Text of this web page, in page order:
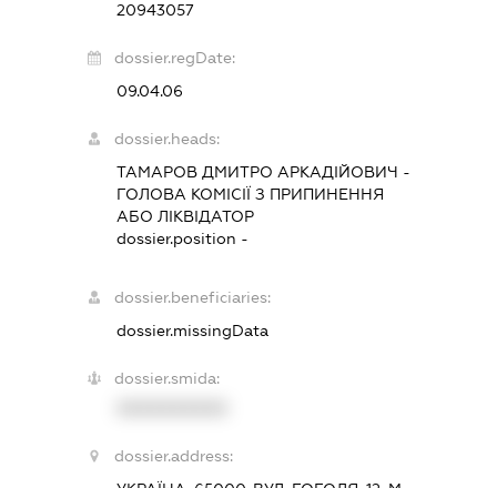
20943057
dossier.regDate:
09.04.06
dossier.heads:
ТАМАРОВ ДМИТРО АРКАДІЙОВИЧ -
ГОЛОВА КОМІСІЇ З ПРИПИНЕННЯ
АБО ЛІКВІДАТОР
dossier.position -
dossier.beneficiaries:
dossier.missingData
dossier.smida:
dossier.address: